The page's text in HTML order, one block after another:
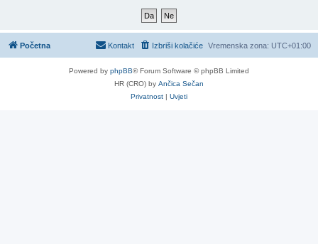
n
Početna Vremenska zona: UTC+01:00
Izbriši kolačiće
Kontakt
Powered by phpBB® Forum Software © phpBB Limited
HR (CRO) by Ančica Sečan
Privatnost | Uvjeti